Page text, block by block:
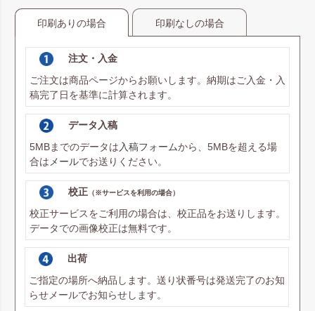
印刷ありの場合 印刷なしの場合
注文・入金
ご注文は商品ページからお願いします。納期はご入金・入
稿完了日を基準に計算されます。
データ入稿
5MBまでのデータは 入稿フォームから、5MBを超える場
合は メールでお送りください。
校正 （※サービスを利用の場合）
校正サービスをご利用の場合は、校正品をお送りします。
データでの画像校正は無料です。
出荷
ご指定の場所へ納品します。送り状番号は発送完了のお知
らせメールでお知らせします。